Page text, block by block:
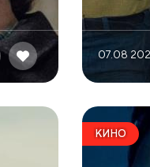
07.08
КИНО